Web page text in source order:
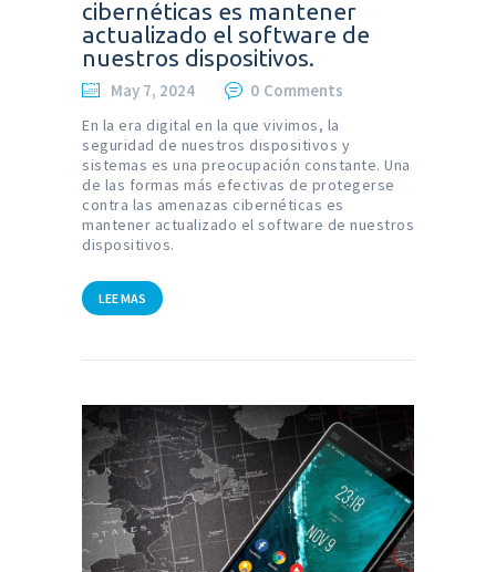
cibernéticas es mantener
actualizado el software de
nuestros dispositivos.
May 7, 2024 0 Comments
En la era digital en la que vivimos, la
seguridad de nuestros dispositivos y
sistemas es una preocupación constante. Una
de las formas más efectivas de protegerse
contra las amenazas cibernéticas es
mantener actualizado el software de nuestros
dispositivos.
LEE MAS